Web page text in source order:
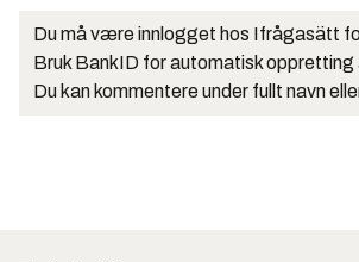
Du må være innlogget hos Ifrågasätt
Bruk BankID for automatisk oppretting
Du kan kommentere under fullt navn